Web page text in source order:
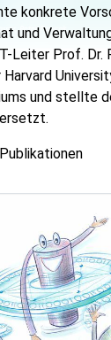
konkrete
und
Leiter Prof. Dr.
und stellte
Publikationen